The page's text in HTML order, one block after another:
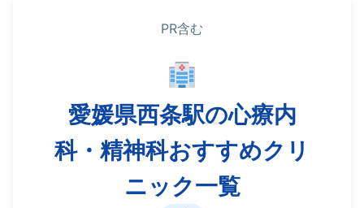
PR含む
愛媛県西条駅の心療内
科・精神科おすすめクリ
ニック一覧